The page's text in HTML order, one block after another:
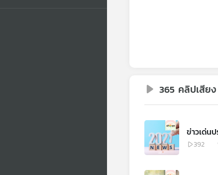
365 คลิปเสียง
ข่าวเด่น
392